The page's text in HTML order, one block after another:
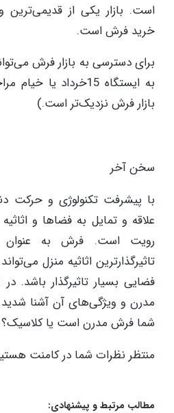
است. بازار یکی از قدیمی‌ترین و
خرید فرش است.
برای دسترسی به بازار فرش
به ایستگاه 15خرداد یا
بازار فرش نزدیک‌تر است.)
سخن آخر
با پیشرفت تکنولوژی و حرکت
علاقه و تمایل به فضاها و
رویت است. فرش به عنوان
تاثیرگذارترین اثاثیه منزل
فضایی بسیار تاثیرگذار باشد.
مدرن و ویژگی‌های آن آشنا شدید
شما فرش مدرن است یا کلاسیک؟
منتظر نظرات شما در کامنت
مطالب مرتبط و پیشنهادی: